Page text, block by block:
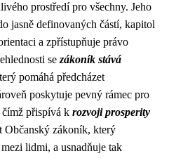
prostředí pro všechny. Jeho
jasně definovaných částí, kapitol
a zpřístupňuje právo
se zákoník stává
pomáhá předcházet
poskytuje pevný rámec pro
čímž přispívá k rozvoji prosperity
Občanský zákoník, který
lidmi, a usnadňuje tak